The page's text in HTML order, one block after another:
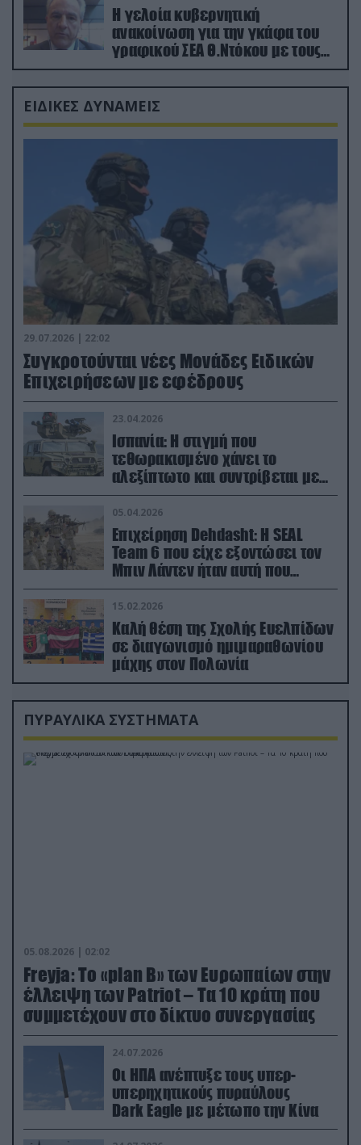
Η γελοία κυβερνητική
ανακοίνωση για την γκάφα του
γραφικού ΣΕΑ Θ.Ντόκου με τους
Ρώσους φαρσέρ
ΕΙΔΙΚΕΣ ΔΥΝΑΜΕΙΣ
29.07.2026 | 22:02
Συγκροτούνται νέες Μονάδες Ειδικών
Επιχειρήσεων με εφέδρους
23.04.2026
Ισπανία: Η στιγμή που
τεθωρακισμένο χάνει το
αλεξίπτωτο και συντρίβεται με
ορμή στο έδαφος (βίντεο)
05.04.2026
Επιχείρηση Dehdasht: Η SEAL
Team 6 που είχε εξοντώσει τον
Μπιν Λάντεν ήταν αυτή που
διέσωσε τον πιλότο του F-15
15.02.2026
Καλή θέση της Σχολής Ευελπίδων
σε διαγωνισμό ημιμαραθωνίου
μάχης στον Πολωνία
ΠΥΡΑΥΛΙΚΑ ΣΥΣΤΗΜΑΤΑ
05.08.2026 | 02:02
Freyja: Το «plan Β» των Ευρωπαίων στην
έλλειψη των Patriot – Τα 10 κράτη που
συμμετέχουν στο δίκτυο συνεργασίας
24.07.2026
Οι ΗΠΑ ανέπτυξε τους υπερ-
υπερηχητικούς πυραύλους
Dark Eagle με μέτωπο την Κίνα